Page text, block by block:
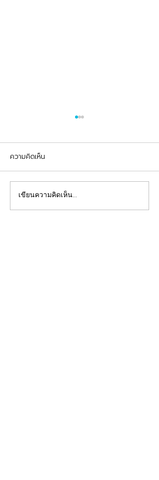
จัดฟันต้อนรับเปิดเทอม
ความคิดเห็น
เขียนความคิดเห็น…